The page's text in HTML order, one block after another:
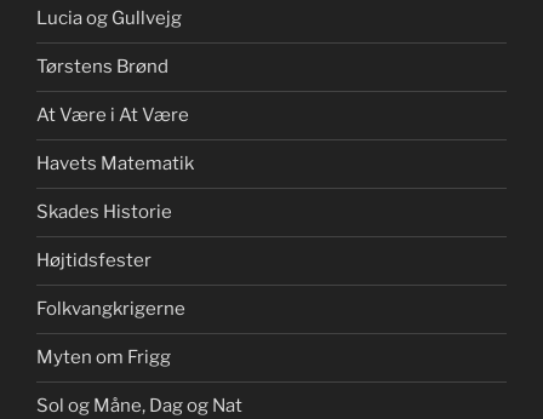
Lucia og Gullvejg
Tørstens Brønd
At Være i At Være
Havets Matematik
Skades Historie
Højtidsfester
Folkvangkrigerne
Myten om Frigg
Sol og Måne, Dag og Nat